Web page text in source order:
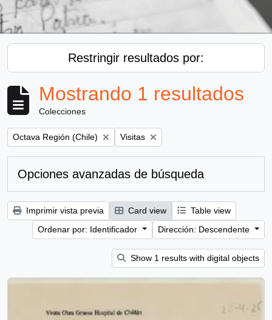
Restringir resultados por:
Mostrando 1 resultados
Colecciones
Remove filter:
Octava Región (Chile) Remove filter:
Visitas
Opciones avanzadas de búsqueda
Imprimir vista previa Card view
Table view
Ordenar por: Identificador
Dirección: Descendente
Show 1 results with digital objects